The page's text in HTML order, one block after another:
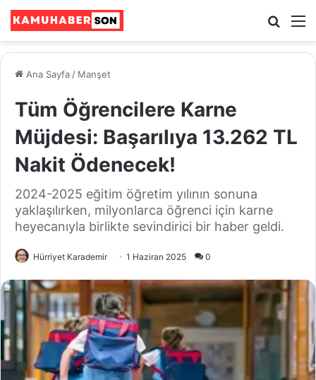
Ara
Ana Sayfa / Manşet
Tüm Öğrencilere Karne
Müjdesi: Başarılıya 13.262 TL
Nakit Ödenecek!
2024-2025 eğitim öğretim yılının sonuna
yaklaşılırken, milyonlarca öğrenci için karne
heyecanıyla birlikte sevindirici bir haber geldi.
Hürriyet Karademir 1 Haziran 2025 0